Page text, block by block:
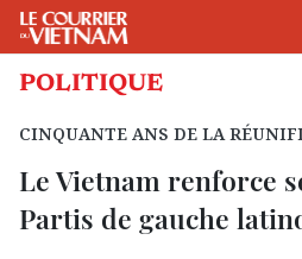
POLITIQUE
CINQUANTE ANS DE LA
Le Vietnam renforce
Partis de gauche